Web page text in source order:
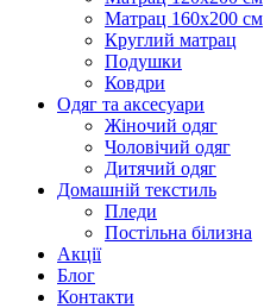
Матрац 160х200 см
Круглий матрац
Подушки
Ковдри
Одяг та аксесуари
Жіночий одяг
Чоловічий одяг
Дитячий одяг
Домашній текстиль
Пледи
Постільна білизна
Акції
Блог
Контакти